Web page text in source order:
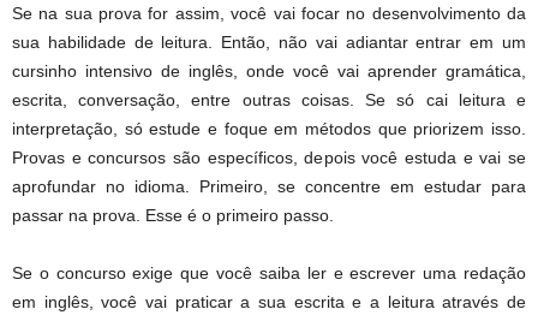
Se na sua prova for assim, você vai focar no desenvolvimento da
sua habilidade de leitura. Então, não vai adiantar entrar em um
cursinho intensivo de inglês, onde você vai aprender gramática,
escrita, conversação, entre outras coisas. Se só cai leitura e
interpretação, só estude e foque em métodos que priorizem isso.
Provas e concursos são específicos, depois você estuda e vai se
aprofundar no idioma. Primeiro, se concentre em estudar para
passar na prova. Esse é o primeiro passo.
Se o concurso exige que você saiba ler e escrever uma redação
em inglês, você vai praticar a sua escrita e a leitura através de